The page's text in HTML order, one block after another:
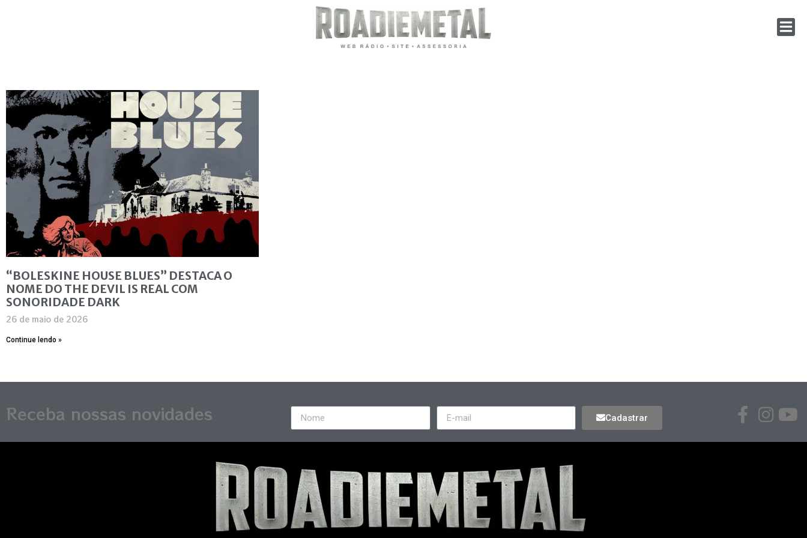
“BOLESKINE HOUSE BLUES” DESTACA O
NOME DO THE DEVIL IS REAL COM
SONORIDADE DARK
26 de maio de 2026
Continue lendo »
Receba nossas novidades Cadastrar